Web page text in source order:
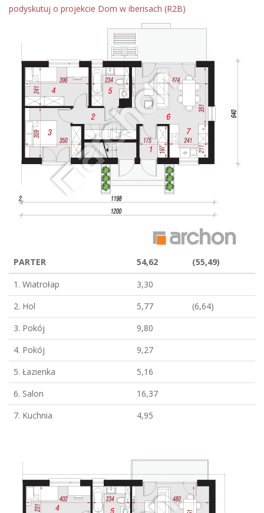
podyskutuj o projekcie Dom w iberisach (R2B)
PARTER 54,62
(55,49)
1. Wiatrołap
3,30
2. Hol
5,77
(6,64)
3. Pokój
9,80
4. Pokój
9,27
5. Łazienka
5,16
6. Salon
16,37
7. Kuchnia
4,95